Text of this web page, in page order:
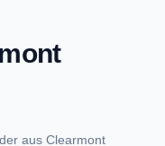
aus Clearmont